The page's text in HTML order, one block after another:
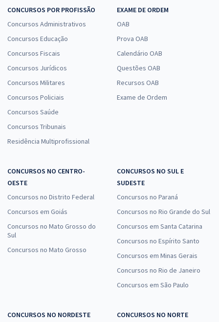
CONCURSOS POR PROFISSÃO
Concursos Administrativos
Concursos Educação
Concursos Fiscais
Concursos Jurídicos
Concursos Militares
Concursos Policiais
Concursos Saúde
Concursos Tribunais
Residência Multiprofissional
EXAME DE ORDEM
OAB
Prova OAB
Calendário OAB
Questões OAB
Recursos OAB
Exame de Ordem
CONCURSOS NO CENTRO-
OESTE
Concursos no Distrito Federal
Concursos em Goiás
Concursos no Mato Grosso do
Sul
Concursos no Mato Grosso
CONCURSOS NO SUL E
SUDESTE
Concursos no Paraná
Concursos no Rio Grande do Sul
Concursos em Santa Catarina
Concursos no Espírito Santo
Concursos em Minas Gerais
Concursos no Rio de Janeiro
Concursos em São Paulo
CONCURSOS NO NORDESTE
CONCURSOS NO NORTE